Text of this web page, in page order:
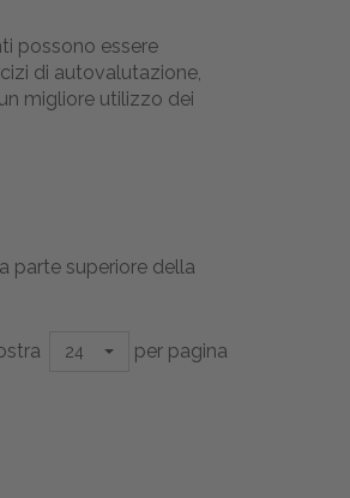
possono essere
di autovalutazione,
migliore utilizzo dei
parte superiore della
24 per pagina